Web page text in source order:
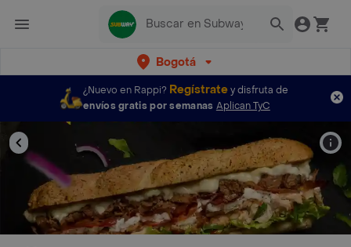
Bogotá
¿Nuevo en Rappi? Regístratey disfruta de
envíos gratis por semanas Aplican TyC